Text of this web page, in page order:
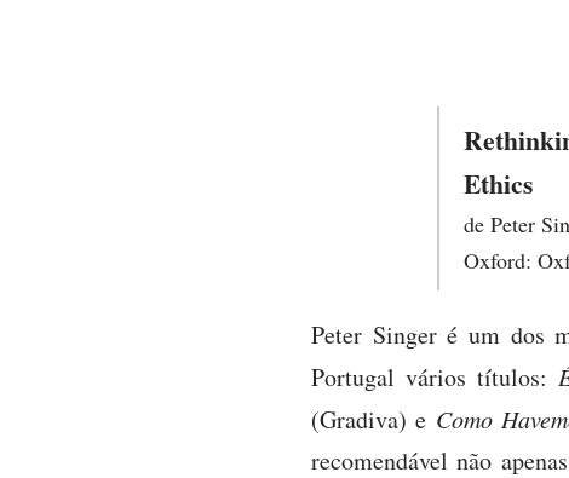
Ethics
de Peter
Oxford:
Peter Singer é um dos
Portugal vários títulos:
(Gradiva) e Como
recomendável não